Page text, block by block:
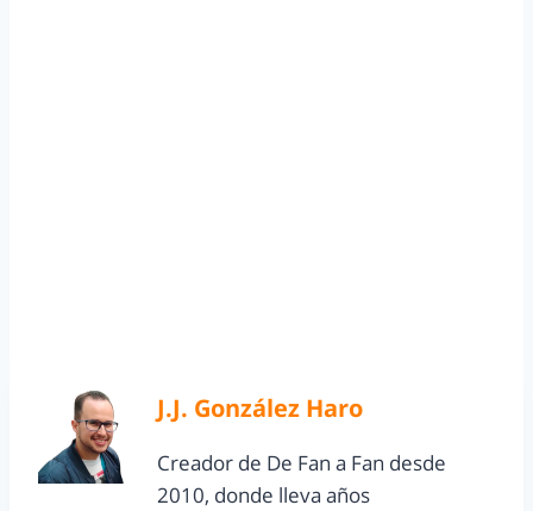
J.J. González Haro
Creador de De Fan a Fan desde
2010, donde lleva años